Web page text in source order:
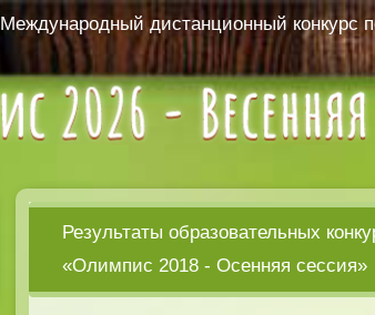
Международный дистанционный конкурс
Результаты образовательных
«Олимпис 2018 - Осенняя сессия»